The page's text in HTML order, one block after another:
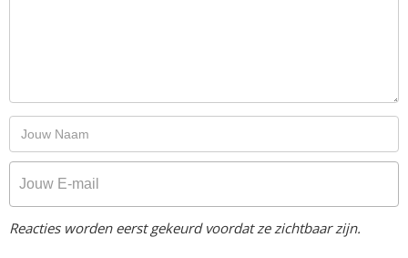
Reacties worden eerst gekeurd voordat ze zichtbaar zijn.